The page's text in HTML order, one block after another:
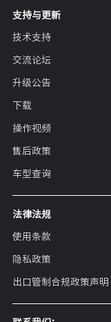
支持与更新
技术支持
交流论坛
升级公告
下载
操作视频
售后政策
车型查询
法律法规
使用条款
隐私政策
出口管制合规政策声明